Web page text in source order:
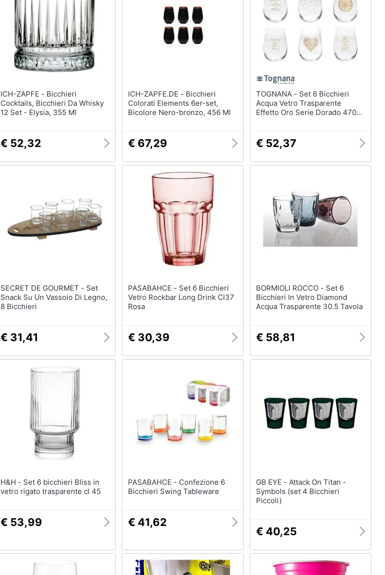
ICH-ZAPFE - Bicchieri
Cocktails, Bicchieri Da Whisky
12 Set - Elysia, 355 Ml
€ 52,32
ICH-ZAPFE.DE - Bicchieri
Colorati Elements 6er-set,
Bicolore Nero-bronzo, 456 Ml
€ 67,29
TOGNANA - Set 6 Bicchieri
Acqua Vetro Trasparente
Effetto Oro Serie Dorado 470
€ 52,37
SECRET DE GOURMET - Set
Snack Su Un Vassoio Di Legno,
8 Bicchieri
€ 31,41
PASABAHCE - Set 6 Bicchieri
Vetro Rockbar Long Drink Cl37
Rosa
€ 30,39
BORMIOLI ROCCO - Set 6
Bicchieri In Vetro Diamond
Acqua Trasparente 30.5 Tavola
€ 58,81
H&H - Set 6 bicchieri Bliss in
vetro rigato trasparente cl 45
€ 53,99
PASABAHCE - Confezione 6
Bicchieri Swing Tableware
€ 41,62
GB EYE - Attack On Titan -
Symbols (set 4 Bicchieri
Piccoli)
€ 40,25